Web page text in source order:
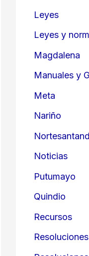
Leyes
Leyes y
Magdalena
Manuales y
Meta
Nariño
Noticias
Putumayo
Quindio
Recursos
Resoluciones